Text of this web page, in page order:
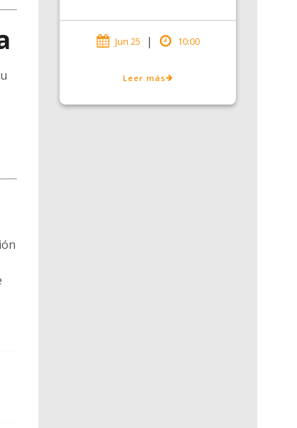
Jun 25 | 10:00
Leer más